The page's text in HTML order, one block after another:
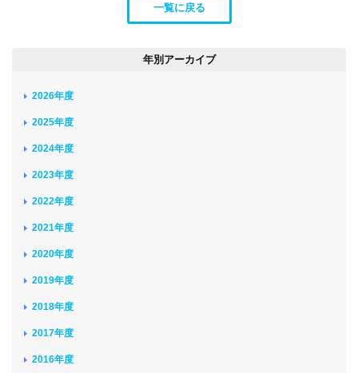
一覧に戻る
年別アーカイブ
2026年度
2025年度
2024年度
2023年度
2022年度
2021年度
2020年度
2019年度
2018年度
2017年度
2016年度